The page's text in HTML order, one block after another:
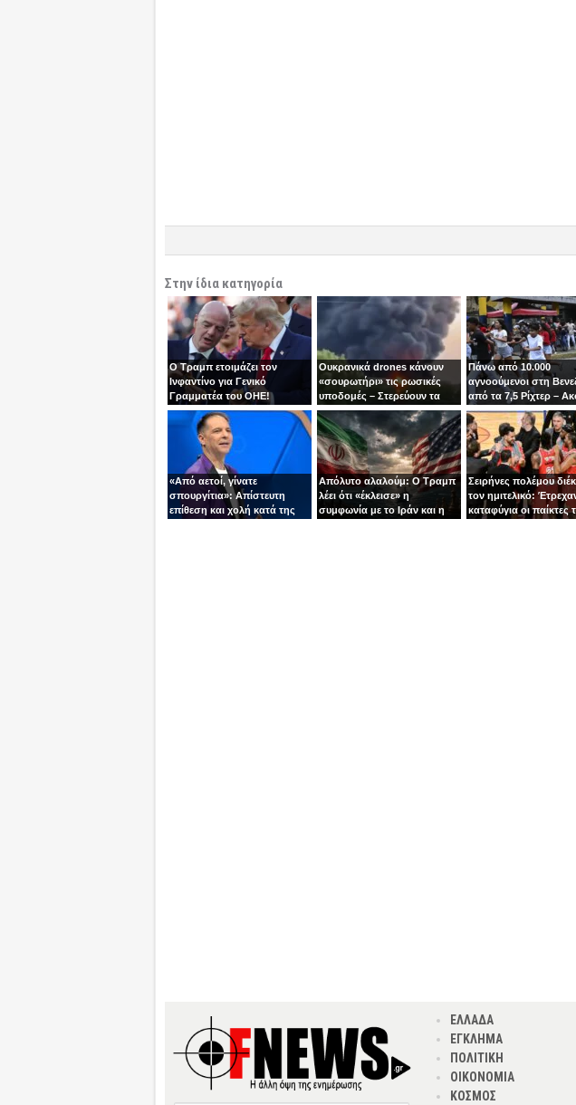
Στην ίδια κατηγορία
Ο Τραμπ ετοιμάζει τον
Ινφαντίνο για Γενικό
Γραμματέα του ΟΗΕ!
Ουκρανικά drones κάνουν
«σουρωτήρι» τις ρωσικές
υποδομές – Στερεύουν τα
καύσιμα του Πούτιν
Πάνω από 10.000
αγνοούμενοι στη
από τα 7,5 Ρίχτερ –
φωνές κάτω από τα
συντρίμμια
«Από αετοί, γίνατε
σπουργίτια»: Απίστευτη
επίθεση και χολή κατά της
Απόλυτο αλαλούμ: Ο Τραμπ
λέει ότι «έκλεισε» η
συμφωνία με το Ιράν και η
Σειρήνες πολέμου
τον ημιτελικό:
καταφύγια οι παίκτες
ΕΛΛΑΔΑ
ΕΓΚΛΗΜΑ
ΠΟΛΙΤΙΚΗ
ΟΙΚΟΝΟΜΙΑ
ΚΟΣΜΟΣ